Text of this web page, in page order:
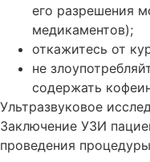
его разрешения
медикаментов);
откажитесь от
не
содержать
Ультразвуковое
Заключение УЗИ
проведения